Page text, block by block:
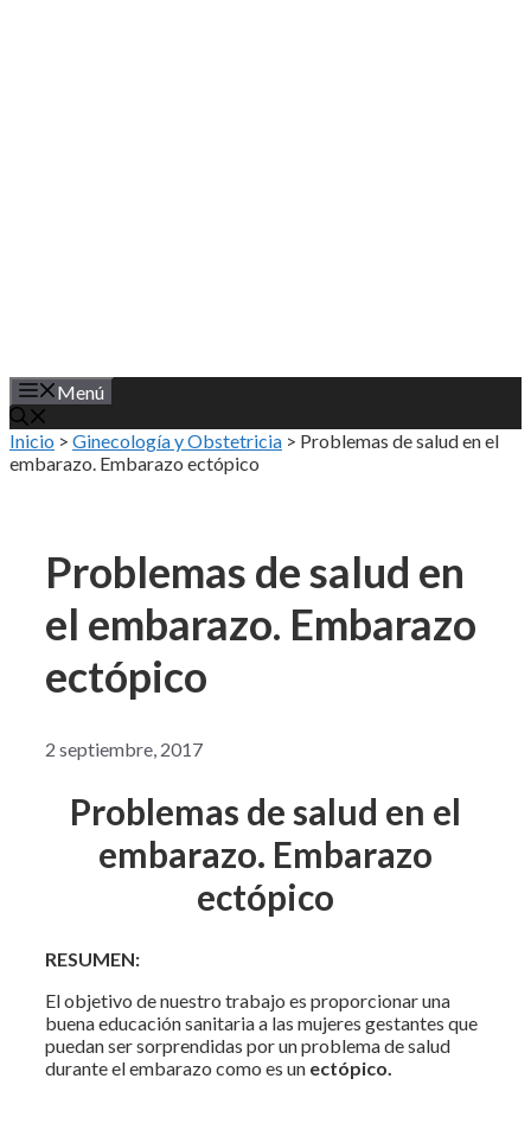
Menú
Inicio > Ginecología y Obstetricia > Problemas de salud en el
embarazo. Embarazo ectópico
Problemas de salud en
el embarazo. Embarazo
ectópico
2 septiembre, 2017
Problemas de salud en el
embarazo. Embarazo
ectópico
RESUMEN:
El objetivo de nuestro trabajo es proporcionar una
buena educación sanitaria a las mujeres gestantes que
puedan ser sorprendidas por un problema de salud
durante el embarazo como es un ectópico.